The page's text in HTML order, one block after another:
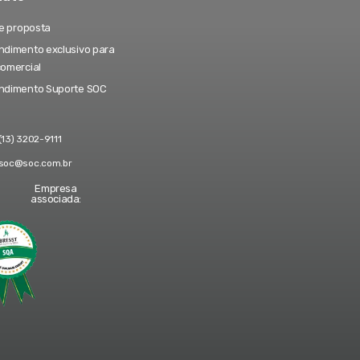
proposta
exclusivo para
Suporte SOC
3202-9111
Empresa
associada: